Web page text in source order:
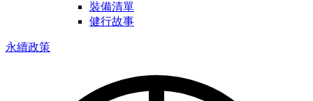
裝備清單
健行故事
永續政策